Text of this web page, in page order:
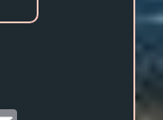
Email